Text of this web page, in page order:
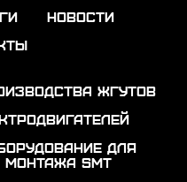
новости
жгутов
для
SMT